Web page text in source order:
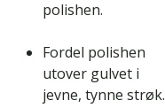
polishen.
Fordel polishen
utover gulvet i
jevne, tynne strøk.